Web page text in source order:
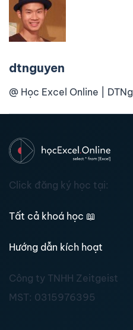
dtnguyen
@ Học Excel Online |
Click đăng ký học tại:
Tất cả khoá học 📖
Hướng dẫn kích hoạt
Công ty TNHH Zeitgeist
MST: 0315976395